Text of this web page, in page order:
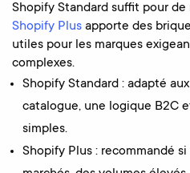
Shopify Standard suffit pour
Shopify Plus apporte des
utiles pour les marques
complexes.
Shopify Standard : adapté
catalogue, une logique B2C
simples.
Shopify Plus : recommandé